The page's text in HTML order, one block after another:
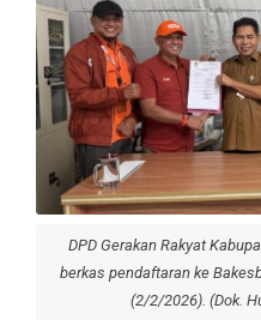
DPD Gerakan Rakyat
berkas pendaftaran ke
(2/2/2026). (Dok.